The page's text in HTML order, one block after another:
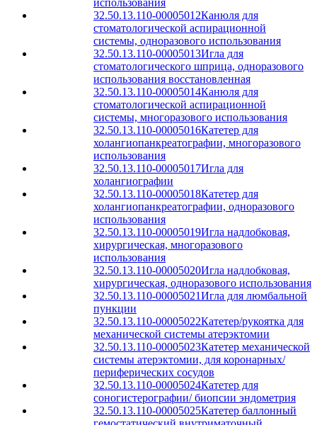
32.50.13.110-00005012Канюля для
стоматологической аспирационной
системы, одноразового использования
32.50.13.110-00005013Игла для
стоматологического шприца, одноразового
использования восстановленная
32.50.13.110-00005014Канюля для
стоматологической аспирационной
системы, многоразового использования
32.50.13.110-00005016Катетер для
холангиопанкреатографии, многоразового
использования
32.50.13.110-00005017Игла для
холангиографии
32.50.13.110-00005018Катетер для
холангиопанкреатографии, одноразового
использования
32.50.13.110-00005019Игла надлобковая,
хирургическая, многоразового
использования
32.50.13.110-00005020Игла надлобковая,
хирургическая, одноразового использования
32.50.13.110-00005021Игла для люмбальной
пункции
32.50.13.110-00005022Катетер/рукоятка для
механической системы атерэктомии
32.50.13.110-00005023Катетер механической
системы атерэктомии, для коронарных/
периферических сосудов
32.50.13.110-00005024Катетер для
соногистерографии/ биопсии эндометрия
32.50.13.110-00005025Катетер баллонный